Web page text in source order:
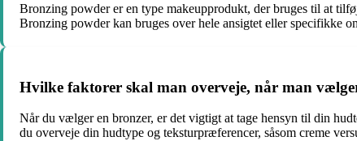
Bronzing powder er en type makeupprodukt, der bruges til at
Bronzing powder kan bruges over hele ansigtet eller specifikke
Hvilke faktorer skal man overveje, når man
Når du vælger en bronzer, er det vigtigt at tage hensyn til din
du overveje din hudtype og teksturpræferencer, såsom creme